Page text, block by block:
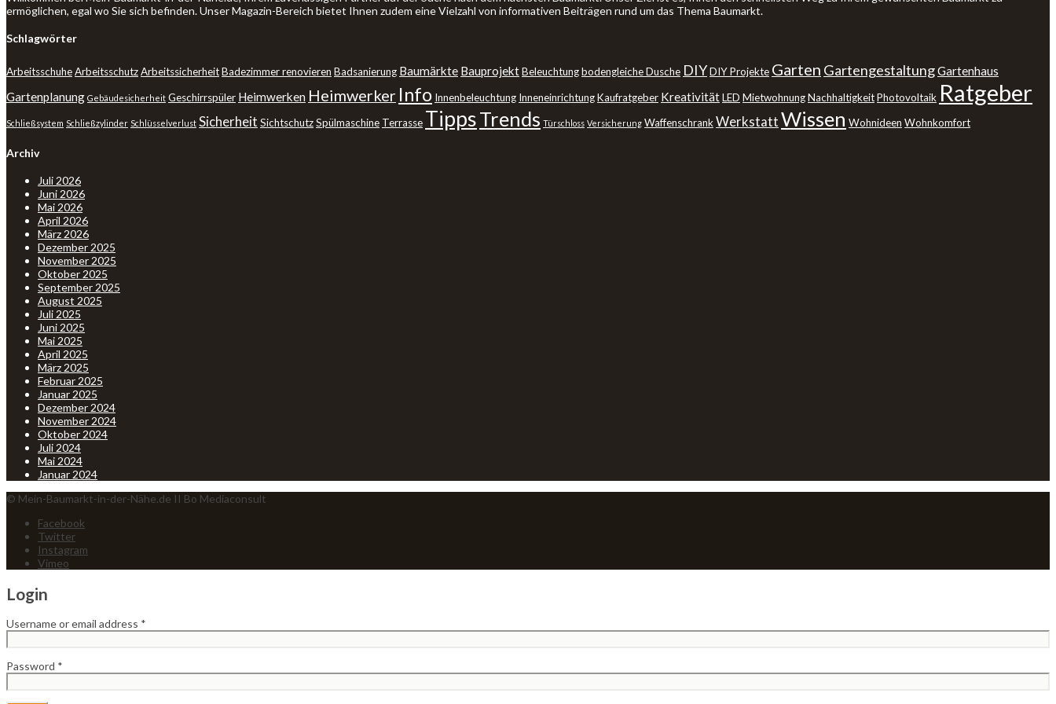
ermöglichen, egal wo Sie sich befinden. Unser Magazin-Bereich bietet Ihnen zudem eine Vielzahl von informativen Beiträgen rund um das Thema Baumarkt.
Schlagwörter
ArbeitsschuheArbeitsschutzArbeitssicherheitBadezimmer renovieren Badsanierung Baumärkte BauprojektBeleuchtungbodengleiche Dusche DIYDIY Projekte Garten GartengestaltungGartenhaus
Gartenplanung Gebäudesicherheit Geschirrspüler Heimwerken Heimwerker Info Innenbeleuchtung InneneinrichtungKaufratgeber KreativitätLED MietwohnungNachhaltigkeitPhotovoltaik Ratgeber
Schließsystem Schließzylinder Schlüsselverlust Sicherheit SichtschutzSpülmaschine Terrasse TippsTrends Türschloss Versicherung WaffenschrankWerkstattWissen Wohnideen Wohnkomfort
Archiv
Juli 2026
Juni 2026
Mai 2026
April 2026
März 2026
Dezember 2025
November 2025
Oktober 2025
September 2025
August 2025
Juli 2025
Juni 2025
Mai 2025
April 2025
März 2025
Februar 2025
Januar 2025
Dezember 2024
November 2024
Oktober 2024
Juli 2024
Mai 2024
Januar 2024
© Mein-Baumarkt-in-der-Nähe.de II Bo Mediaconsult
Facebook
Twitter
Instagram
Vimeo
Login
Username or email address *
Password *